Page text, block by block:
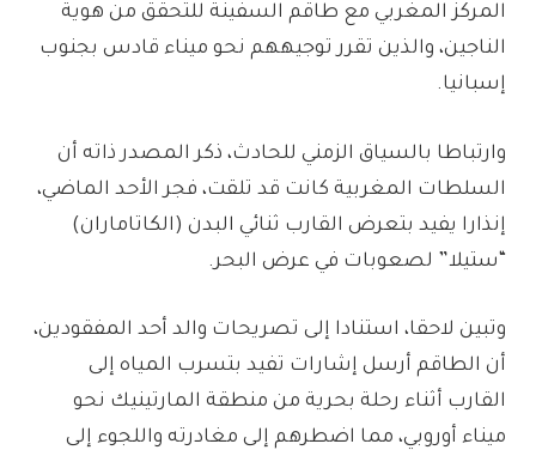
المركز المغربي مع طاقم السفينة للتحقق من هوية
الناجين، والذين تقرر توجيههم نحو ميناء قادس بجنوب
إسبانيا.
​وارتباطا بالسياق الزمني للحادث، ذكر المصدر ذاته أن
السلطات المغربية كانت قد تلقت، فجر الأحد الماضي،
إنذارا يفيد بتعرض القارب ثنائي البدن (الكاتاماران)
“ستيلا” لصعوبات في عرض البحر.
وتبين لاحقا، استنادا إلى تصريحات والد أحد المفقودين،
أن الطاقم أرسل إشارات تفيد بتسرب المياه إلى
القارب أثناء رحلة بحرية من منطقة المارتينيك نحو
ميناء أوروبي، مما اضطرهم إلى مغادرته واللجوء إلى